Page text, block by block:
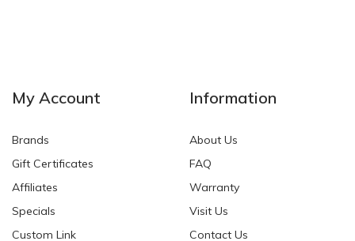
My Account
Brands
Gift Certificates
Affiliates
Specials
Custom Link
Information
About Us
FAQ
Warranty
Visit Us
Contact Us